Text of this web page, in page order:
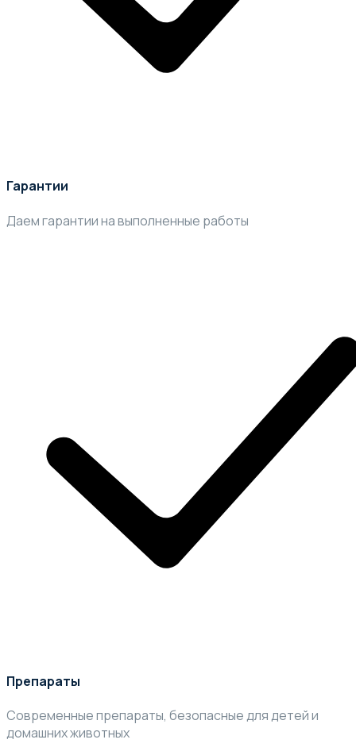
Гарантии
Даем гарантии на выполненные работы
Препараты
Современные препараты, безопасные для детей и
домашних животных